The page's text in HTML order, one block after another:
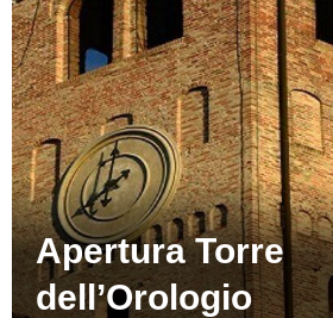
Apertura Torre
dell’Orologio